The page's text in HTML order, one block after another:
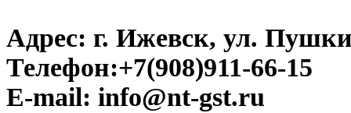
Адрес: г. Ижевск, ул.
Телефон:+7(908)911-66-15
E-mail: info@nt-gst.ru